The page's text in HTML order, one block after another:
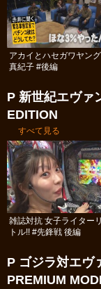
アカイとハセガワヤン
真紀子 #後編
P 新世紀エヴァ
EDITION
すべて見る
雑誌対抗 女子ライター
トル!! #先鋒戦 後編
P ゴジラ対エヴ
PREMIUM